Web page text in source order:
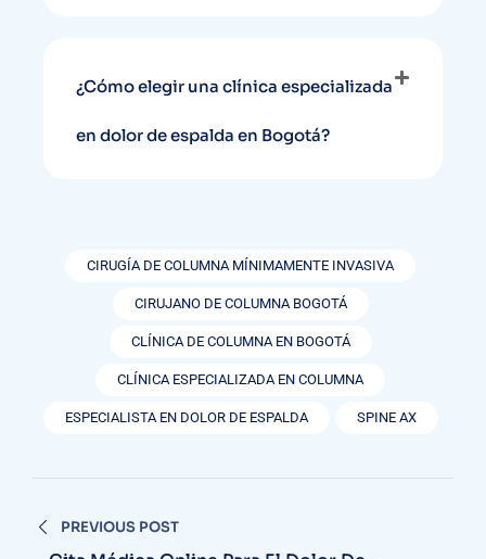
¿Cómo elegir una clínica especializada
en dolor de espalda en Bogotá?
CIRUGÍA DE COLUMNA MÍNIMAMENTE INVASIVA
CIRUJANO DE COLUMNA BOGOTÁ
CLÍNICA DE COLUMNA EN BOGOTÁ
CLÍNICA ESPECIALIZADA EN COLUMNA
ESPECIALISTA EN DOLOR DE ESPALDA SPINE AX
PREVIOUS POST